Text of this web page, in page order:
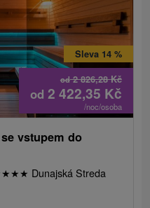
od2 826,28Kč
Sleva 14 %
od 2 422,35 Kč
/noc/osoba
vstupem do
★★★ Dunajská Streda